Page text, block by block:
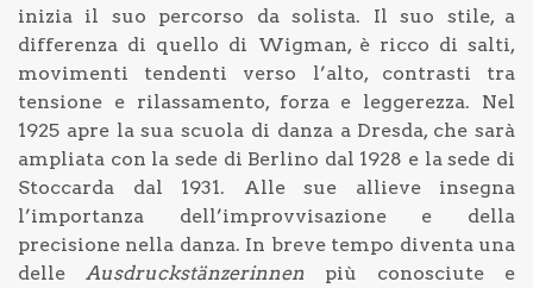
inizia il suo percorso da solista. Il suo stile, a
differenza di quello di Wigman, è ricco di salti,
movimenti tendenti verso l’alto, contrasti tra
tensione e rilassamento, forza e leggerezza. Nel
1925 apre la sua scuola di danza a Dresda, che sarà
ampliata con la sede di Berlino dal 1928 e la sede di
Stoccarda dal 1931. Alle sue allieve insegna
l’importanza dell’improvvisazione e della
precisione nella danza. In breve tempo diventa una
delle Ausdruckstänzerinnen più conosciute e